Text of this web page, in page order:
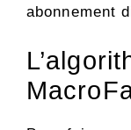
abonnement